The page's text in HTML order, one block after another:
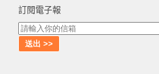
訂閱電子報